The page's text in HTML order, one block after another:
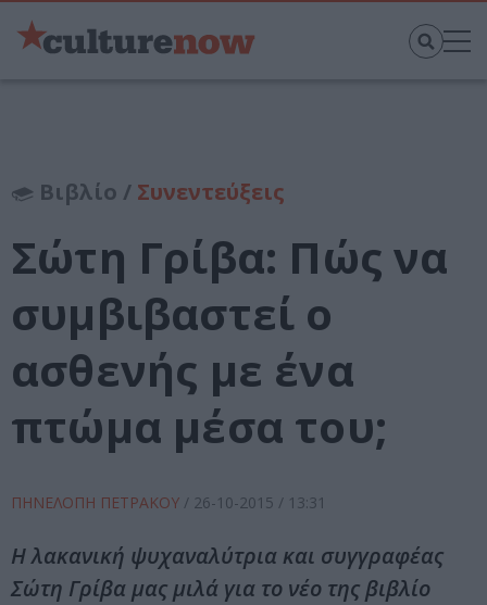
Βιβλίο / Συνεντεύξεις
Σώτη Γρίβα: Πώς να
συμβιβαστεί ο
ασθενής με ένα
πτώμα μέσα του;
ΠΗΝΕΛΟΠΗ ΠΕΤΡΑΚΟΥ / 26-10-2015 / 13:31
Η λακανική ψυχαναλύτρια και συγγραφέας
Σώτη Γρίβα μας μιλά για το νέο της βιβλίο